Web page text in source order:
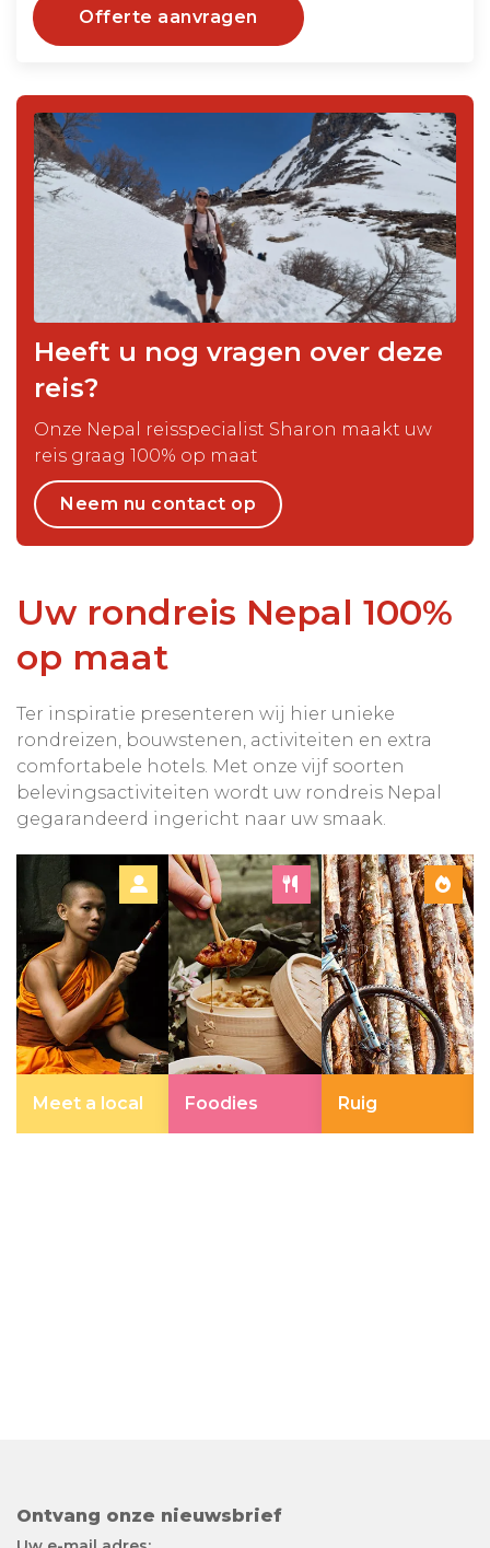
Offerte aanvragen
Heeft u nog vragen over deze
reis?
Onze Nepal reisspecialist Sharon maakt uw
reis graag 100% op maat
Neem nu contact op
Uw rondreis Nepal 100%
op maat
Ter inspiratie presenteren wij hier unieke
rondreizen, bouwstenen, activiteiten en extra
comfortabele hotels. Met onze vijf soorten
belevingsactiviteiten wordt uw rondreis Nepal
gegarandeerd ingericht naar uw smaak.
Meet a local Foodies Ruig
Ontvang onze nieuwsbrief